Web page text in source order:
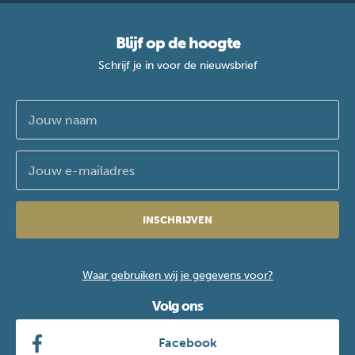
Blijf op de hoogte
Schrijf je in voor de nieuwsbrief
INSCHRIJVEN
Waar gebruiken wij je gegevens voor?
Volg ons
Facebook